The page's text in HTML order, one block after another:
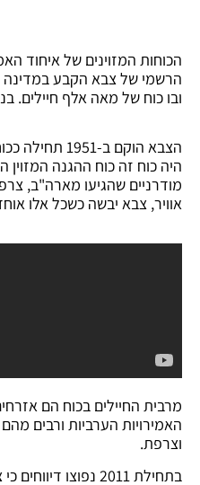
הכוחות המזוינים של איחוד
הרשמי של צבא הקבע במדינה
ובו כוח של מאה אלף חיילים.
היה כוח זה כוח ההגנה
אוויר, צבא יבשה כשכל אלו
מרבית החיילים בכוח הם
האמירויות הערביות ורבים
וצרפת.
בתחילת 2011